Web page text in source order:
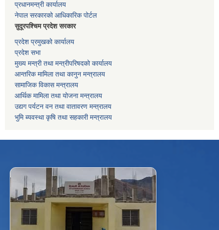
प्रधानमन्त्री कार्यालय
नेपाल सरकारको आधिकारिक पोर्टल
सुदूरपश्चिम प्रदेश सरकार
प्रदेश प्रमुखको कार्यालय
प्रदेश सभा
मुख्य मन्त्री तथा मन्त्रीपरिषदको कार्यालय
आन्तरिक मामिला तथा कानुन मन्त्रालय
सामाजिक विकास मन्त्रालय
आर्थिक मामिला तथा योजना मन्त्रालय
उद्यग पर्यटन वन तथा वातावरण मन्त्रालय
भुमि ब्यवस्था कृषि तथा सहकारी मन्त्रालय
f Facebook ⋯